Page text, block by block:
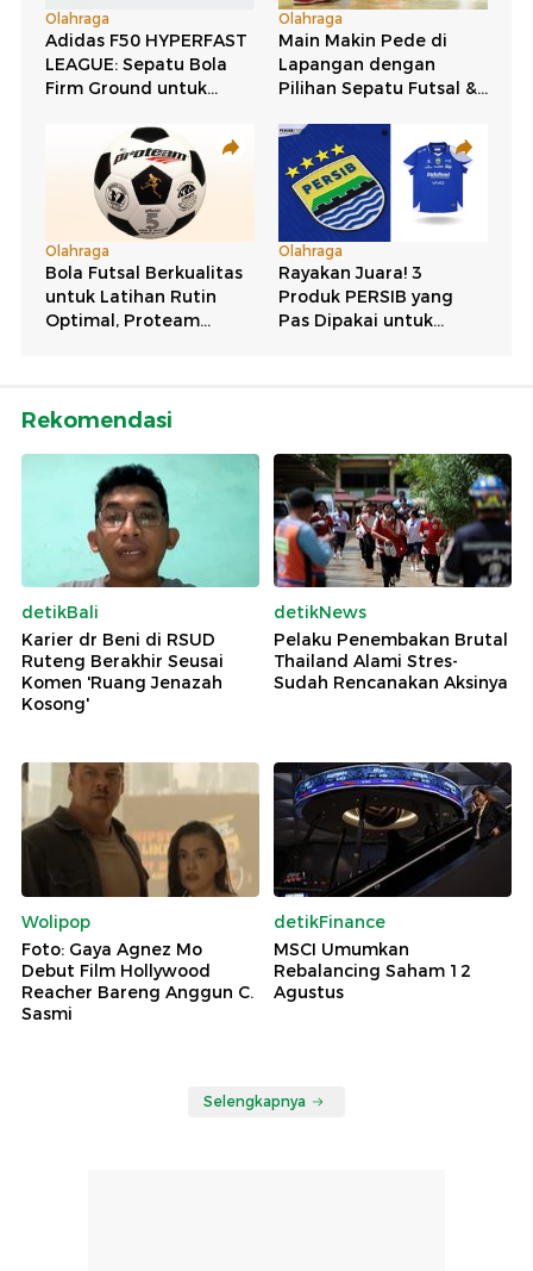
Rekomendasi
detikBali
Karier dr Beni di RSUD
Ruteng Berakhir Seusai
Komen 'Ruang Jenazah
Kosong'
detikNews
Pelaku Penembakan Brutal
Thailand Alami Stres-
Sudah Rencanakan Aksinya
Wolipop
Foto: Gaya Agnez Mo
Debut Film Hollywood
Reacher Bareng Anggun C.
Sasmi
detikFinance
MSCI Umumkan
Rebalancing Saham 12
Agustus
Selengkapnya